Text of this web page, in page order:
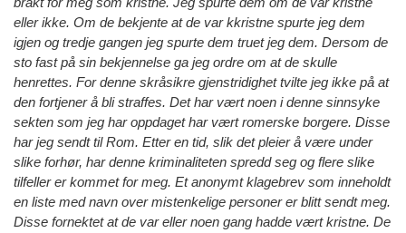
eller ikke. Om de bekjente at de var kkristne spurte jeg dem
igjen og tredje gangen jeg spurte dem truet jeg dem. Dersom de
sto fast på sin bekjennelse ga jeg ordre om at de skulle
henrettes. For denne skråsikre gjenstridighet tvilte jeg ikke på at
den fortjener å bli straffes. Det har vært noen i denne sinnsyke
sekten som jeg har oppdaget har vært romerske borgere. Disse
har jeg sendt til Rom. Etter en tid, slik det pleier å være under
slike forhør, har denne kriminaliteten spredd seg og flere slike
tilfeller er kommet for meg. Et anonymt klagebrev som inneholdt
en liste med navn over mistenkelige personer er blitt sendt meg.
Disse fornektet at de var eller noen gang hadde vært kristne. De